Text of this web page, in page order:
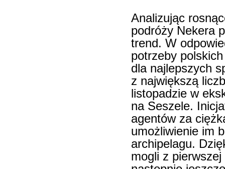
Analizując
podróży Nekera
trend. W
potrzeby
dla najlepszych
z największą
listopadzie w
na Seszele.
agentów za
umożliwienie im
archipelagu.
mogli z